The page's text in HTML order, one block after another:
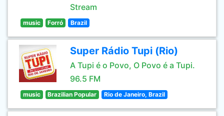
Stream
music Forró Brazil
Super Rádio Tupi (Rio)
A Tupi é o Povo, O Povo é a Tupi.
96.5 FM
music Brazilian Popular Rio de Janeiro, Brazil